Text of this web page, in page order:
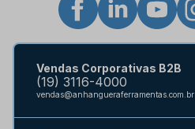
Vendas Corporativas B2B
(19) 3116-4000
vendas@anhangueraferramentas.com.br